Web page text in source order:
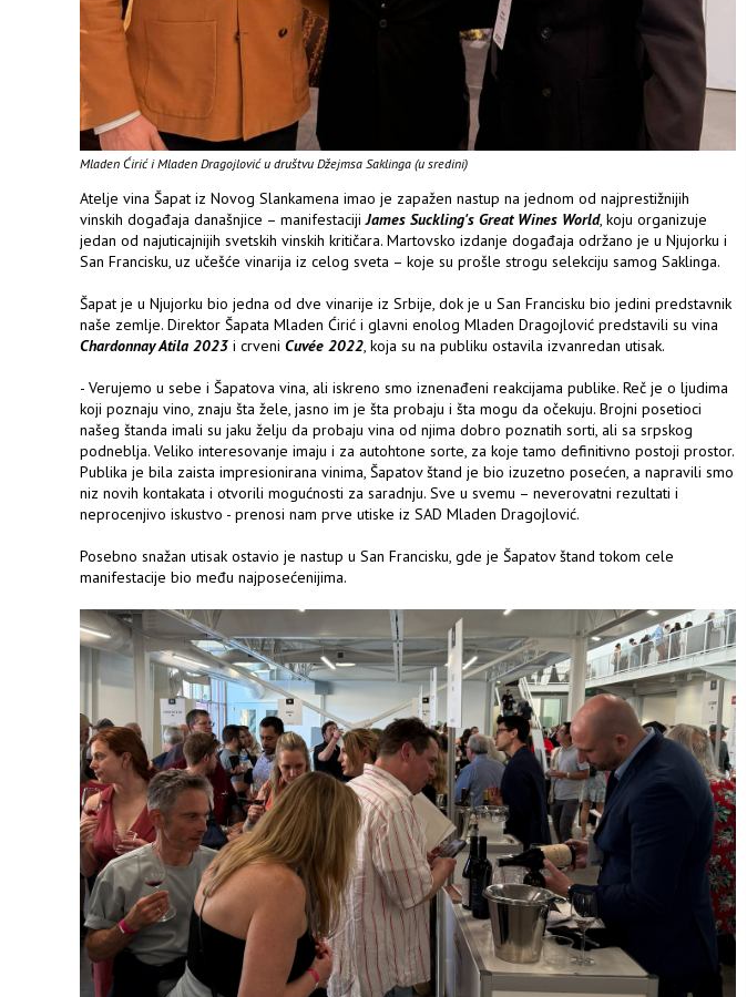
Mladen Ćirić i Mladen Dragojlović u društvu Džejmsa Saklinga (u sredini)
Atelje vina Šapat iz Novog Slankamena imao je zapažen nastup na jednom od najprestižnijih
vinskih događaja današnjice – manifestacijiJames Suckling's Great Wines World, koju organizuje
jedan od najuticajnijih svetskih vinskih kritičara. Martovsko izdanje događaja održano je u Njujorku i
San Francisku, uz učešće vinarija iz celog sveta – koje su prošle strogu selekciju samog Saklinga.
Šapat je u Njujorku bio jedna od dve vinarije iz Srbije, dok je u San Francisku bio jedini predstavnik
naše zemlje. Direktor Šapata Mladen Ćirić i glavni enolog Mladen Dragojlović predstavili su vina
Chardonnay Atila 2023 i crveni Cuvée 2022, koja su na publiku ostavila izvanredan utisak.
- Verujemo u sebe i Šapatova vina, ali iskreno smo iznenađeni reakcijama publike. Reč je o ljudima
koji poznaju vino, znaju šta žele, jasno im je šta probaju i šta mogu da očekuju. Brojni posetioci
našeg štanda imali su jaku želju da probaju vina od njima dobro poznatih sorti, ali sa srpskog
podneblja. Veliko interesovanje imaju i za autohtone sorte, za koje tamo definitivno postoji prostor.
Publika je bila zaista impresionirana vinima, Šapatov štand je bio izuzetno posećen, a napravili smo
niz novih kontakata i otvorili mogućnosti za saradnju. Sve u svemu – neverovatni rezultati i
neprocenjivo iskustvo - prenosi nam prve utiske iz SAD Mladen Dragojlović.
Posebno snažan utisak ostavio je nastup u San Francisku, gde je Šapatov štand tokom cele
manifestacije bio među najposećenijima.